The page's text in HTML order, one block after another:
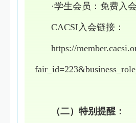
·学生会员：免费入会
CACSI入会链接：
https://
（二）特别提醒：